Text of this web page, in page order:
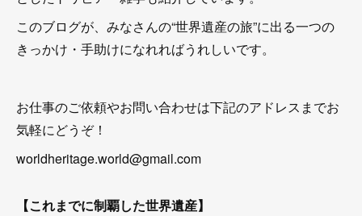
このブログが、みなさんの“世界遺産の旅”に出る一つの
きっかけ・手助けになれればうれしいです。
お仕事のご依頼やお問い合わせは下記のアドレスまでお
気軽にどうぞ！
worldheritage.world@gmail.com
【これまでに制覇した世界遺産】